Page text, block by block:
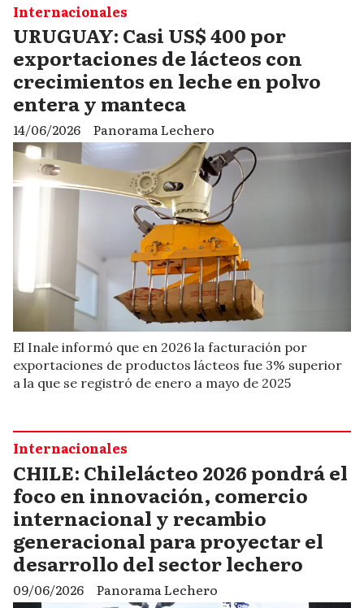
URUGUAY: Casi US$ 400 por
exportaciones de lácteos con
crecimientos en leche en polvo
entera y manteca
Panorama Lechero
Internacionales
14/06/2026
El Inale informó que en 2026 la facturación por
exportaciones de productos lácteos fue 3% superior
a la que se registró de enero a mayo de 2025
CHILE: Chilelácteo 2026 pondrá el
foco en innovación, comercio
internacional y recambio
generacional para proyectar el
desarrollo del sector lechero
Panorama Lechero
Internacionales
09/06/2026